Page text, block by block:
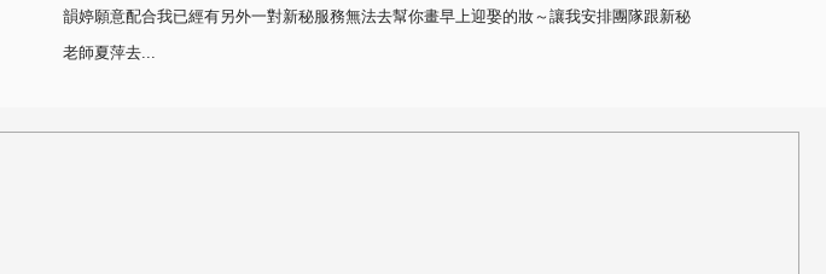
韻婷願意配合我已經有另外一對新秘服務無法去幫你畫早上迎娶的妝～讓我安排團隊跟新秘
老師夏萍去...